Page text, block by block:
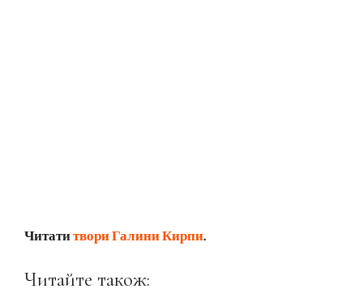
Читатитвори Галини Кирпи.
Читайте також: